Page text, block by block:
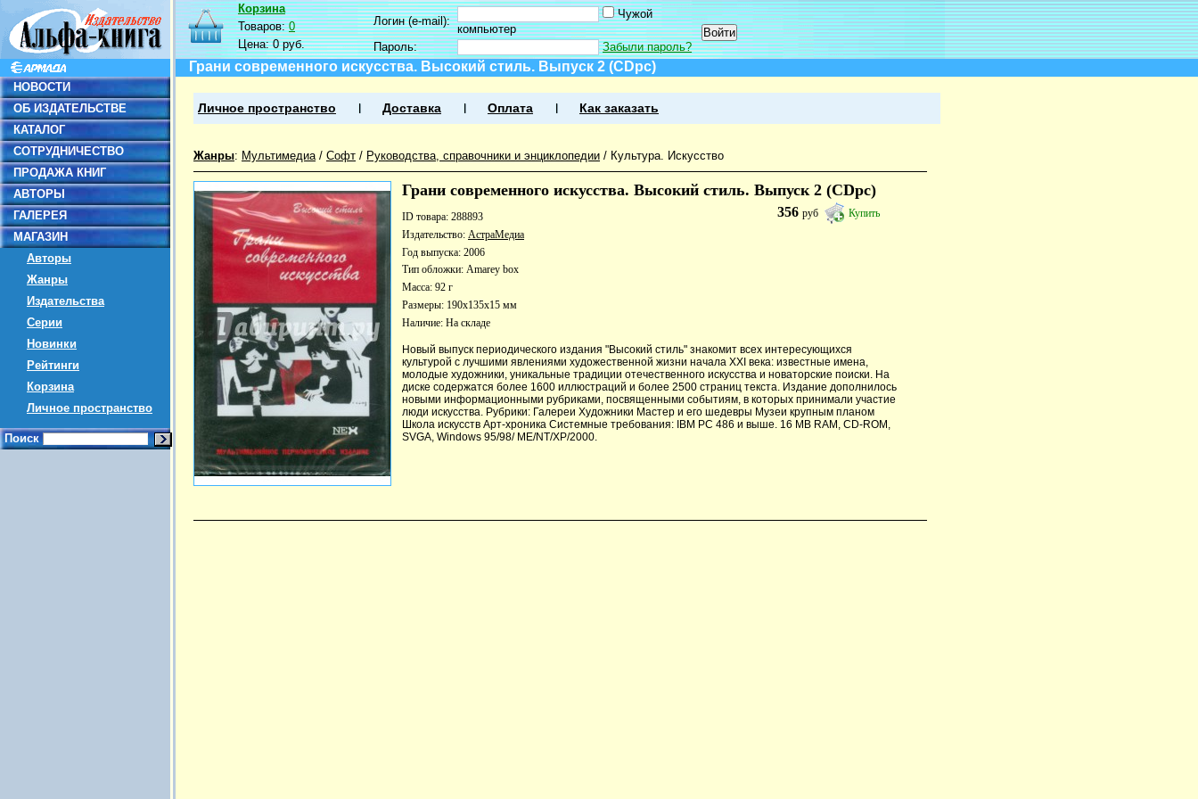
НОВОСТИ
ОБ ИЗДАТЕЛЬСТВЕ
КАТАЛОГ
СОТРУДНИЧЕСТВО
ПРОДАЖА КНИГ
АВТОРЫ
ГАЛЕРЕЯ
МАГАЗИН
Авторы
Жанры
Издательства
Серии
Новинки
Рейтинги
Корзина
Личное пространство
Поиск
Корзина
Товаров:0
Цена:0 руб.
Логин (e-mail):
Чужой
компьютер
Пароль:
Забыли пароль?
Грани современного искусства. Высокий стиль. Выпуск 2 (CDpc)
Личное пространство Доставка Оплата Как заказать
Жанры: Мультимедиа/ Софт / Руководства, справочники и энциклопедии / Культура. Искусство
Грани современного искусства. Высокий стиль. Выпуск 2 (CDpc)
356руб Купить
ID товара: 288893
Издательство: АстраМедиа
Год выпуска: 2006
Тип обложки: Amarey box
Масса: 92 г
Размеры: 190x135x15 мм
Наличие: На складе
Новый выпуск периодического издания "Высокий стиль" знакомит всех интересующихся
культурой с лучшими явлениями художественной жизни начала ХХI века: известные имена,
молодые художники, уникальные традиции отечественного искусства и новаторские поиски. На
диске содержатся более 1600 иллюстраций и более 2500 страниц текста. Издание дополнилось
новыми информационными рубриками, посвященными событиям, в которых принимали участие
люди искусства. Рубрики: Галереи Художники Мастер и его шедевры Музеи крупным планом
Школа искусств Арт-хроника Системные требования: IBM PC 486 и выше. 16 MB RAM, CD-ROM,
SVGA, Windows 95/98/ ME/NT/XP/2000.